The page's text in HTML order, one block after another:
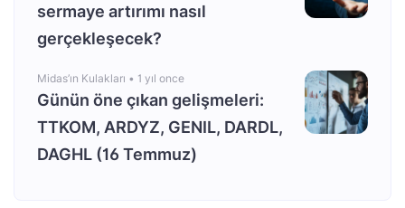
sermaye artırımı nasıl
gerçekleşecek?
Midas’ın Kulakları • 1 yıl once
Günün öne çıkan gelişmeleri:
TTKOM, ARDYZ, GENIL, DARDL,
DAGHL (16 Temmuz)